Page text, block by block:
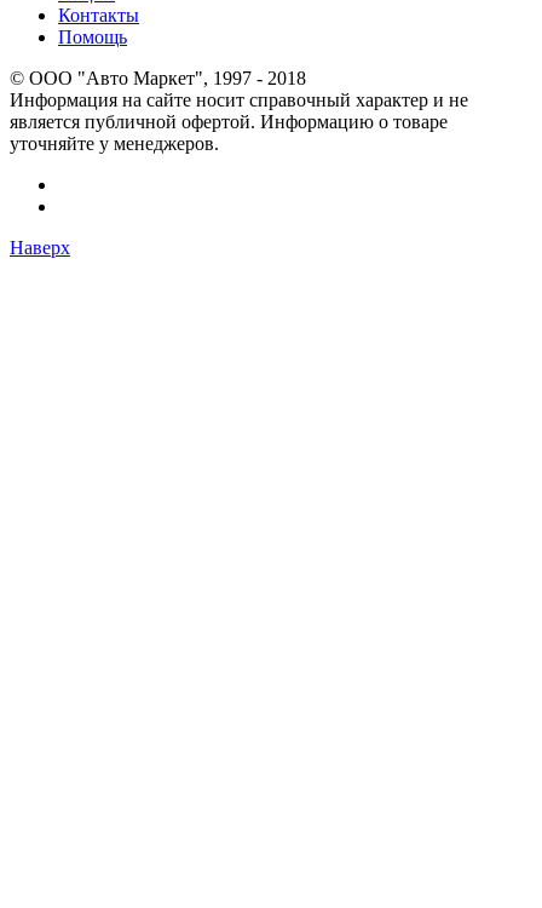
Контакты
Помощь
© OOO "Авто Маркет", 1997 - 2018
Информация на сайте носит справочный характер и не
является публичной офертой. Информацию о товаре
уточняйте у менеджеров.
Наверх